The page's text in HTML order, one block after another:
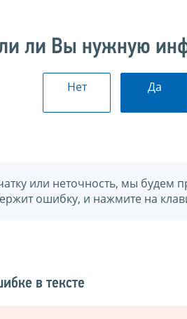
ли Вы нужную
Нет Да
или неточность, мы будем
ошибку, и нажмите на
в тексте